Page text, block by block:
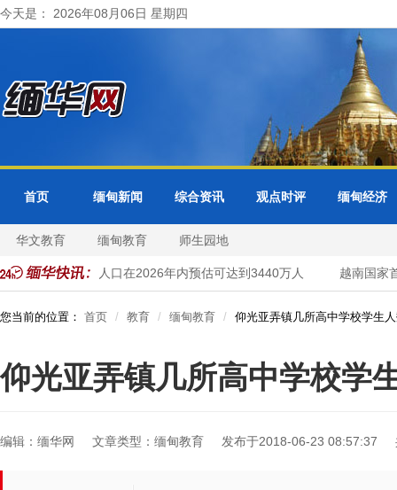
今天是： 2026年08月06日 星期四
首页 缅甸新闻 综合资讯 观点时评 缅甸经济
华文教育 缅甸教育 师生园地
马来西亚国家人口在2026年内预估可达到3440万人 越南国家
您当前的位置： 首页 教育 缅甸教育 仰光亚弄镇几所高中学校学生
仰光亚弄镇几所高中学校学
编辑：缅华网 文章类型：缅甸教育 发布于2018-06-23 08:57:37